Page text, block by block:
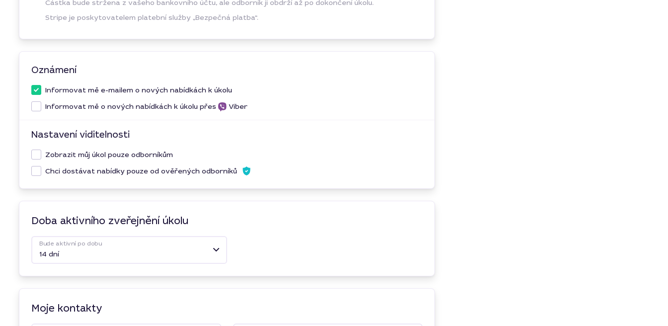
Částka bude stržena z vašeho bankovního účtu, ale odborník ji obdrží až po dokončení úkolu.
Stripe je poskytovatelem platební služby „Bezpečná platba“.
Oznámení
Informovat mě e-mailem o nových nabídkách k úkolu
Informovat mě o nových nabídkách k úkolu přes
Viber
Nastavení viditelnosti
Zobrazit můj úkol pouze odborníkům
Chci dostávat nabídky pouze od ověřených odborníků
Doba aktivního zveřejnění úkolu
Bude aktivní po dobu
14 dní
Moje kontakty